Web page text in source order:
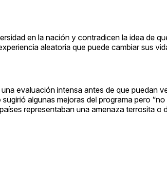
en la nación y contradicen la idea de
aleatoria que puede cambiar sus
evaluación intensa antes de que puedan
algunas mejoras del programa pero
representaban una amenaza terrosita o